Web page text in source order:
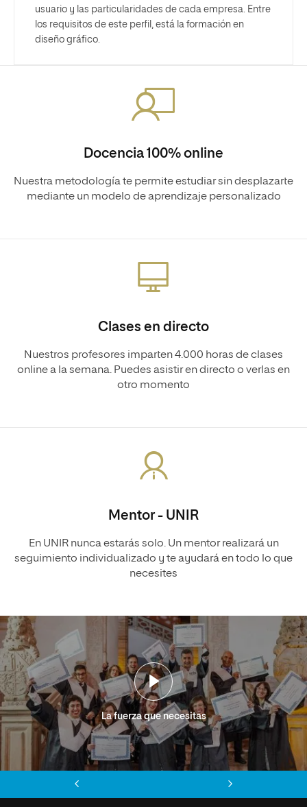
usuario y las particularidades de cada empresa. Entre
los requisitos de este perfil, está la formación en
diseño gráfico.
Docencia 100% online
Nuestra metodología te permite estudiar sin desplazarte
mediante un modelo de aprendizaje personalizado
Clases en directo
Nuestros profesores imparten 4.000 horas de clases
online a la semana. Puedes asistir en directo o verlas en
otro momento
Mentor - UNIR
En UNIR nunca estarás solo. Un mentor realizará un
seguimiento individualizado y te ayudará en todo lo que
necesites
La fuerza que necesitas